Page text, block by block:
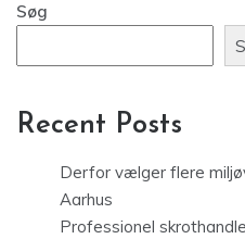
Søg
Recent Posts
Derfor vælger flere
Aarhus
Professionel